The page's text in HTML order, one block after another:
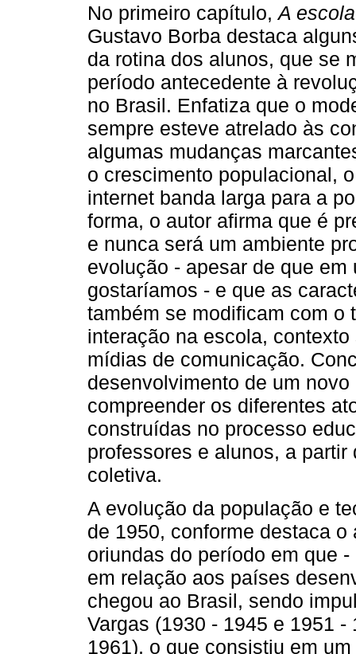
No primeiro capítulo,A
Gustavo Borba destaca
da rotina dos alunos, que se
período antecedente à
no Brasil. Enfatiza que o
sempre esteve atrelado às
algumas mudanças
o crescimento populacional,
internet banda larga para a
forma, o autor afirma que é
e nunca será um ambiente
evolução - apesar de que
gostaríamos - e que as
também se modificam com o
interação na escola,
mídias de comunicação.
desenvolvimento de um
compreender os diferentes
construídas no processo
professores e alunos, a
coletiva.
A evolução da população e
de 1950, conforme destaca
oriundas do período em que
em relação aos países
chegou ao Brasil, sendo
Vargas (1930 - 1945 e 1951
1961), o que consistiu em